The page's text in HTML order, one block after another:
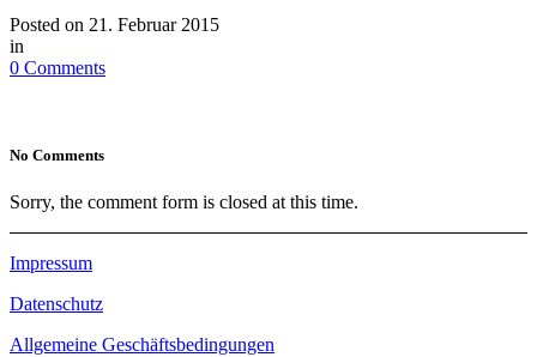
Posted on 21. Februar 2015
in
0 Comments
No Comments
Sorry, the comment form is closed at this time.
Impressum
Datenschutz
Allgemeine Geschäftsbedingungen